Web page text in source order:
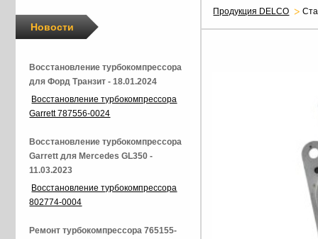
Продукция DELCO
Новости
Восстановление турбокомпрессора
для Форд Транзит - 18.01.2024
Восстановление турбокомпрессора
Garrett 787556-0024
Восстановление турбокомпрессора
Garrett для Mercedes GL350 -
11.03.2023
Восстановление турбокомпрессора
802774-0004
Ремонт турбокомпрессора 765155-